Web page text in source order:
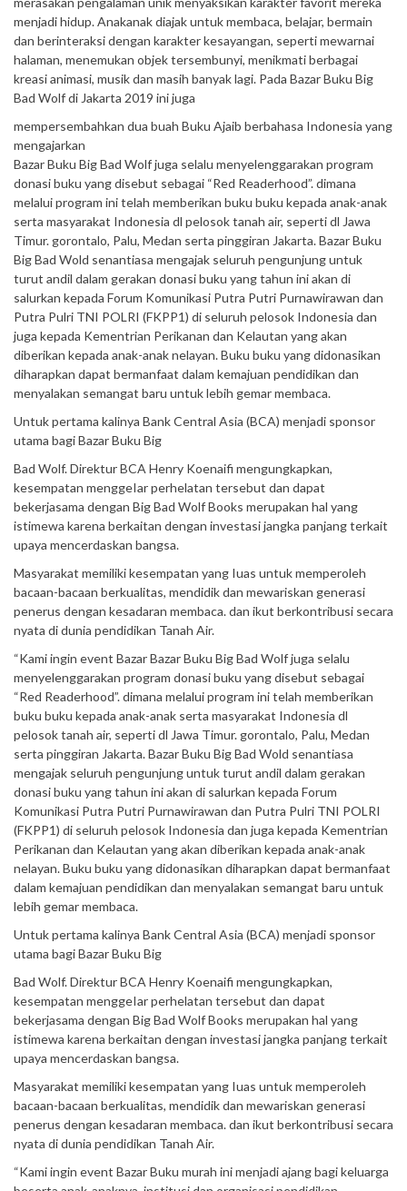
menjadi hidup. Anakanak diajak untuk membaca, belajar, bermain
dan berinteraksi dengan karakter kesayangan, seperti mewarnai
halaman, menemukan objek tersembunyi, menikmati berbagai
kreasi animasi, musik dan masih banyak lagi. Pada Bazar Buku Big
Bad Wolf di Jakarta 2019 ini juga
mempersembahkan dua buah Buku Ajaib berbahasa Indonesia yang
mengajarkan
Bazar Buku Big Bad Wolf juga selalu menyelenggarakan program
donasi buku yang disebut sebagai “Red Readerhood”. dimana
melalui program ini telah memberikan buku buku kepada anak-anak
serta masyarakat Indonesia dl pelosok tanah air, seperti dl Jawa
Timur. gorontalo, Palu, Medan serta pinggiran Jakarta. Bazar Buku
Big Bad Wold senantiasa mengajak seluruh pengunjung untuk
turut andil dalam gerakan donasi buku yang tahun ini akan di
salurkan kepada Forum Komunikasi Putra Putri Purnawirawan dan
Putra Pulri TNI POLRI (FKPP1) di seluruh pelosok Indonesia dan
juga kepada Kementrian Perikanan dan Kelautan yang akan
diberikan kepada anak-anak nelayan. Buku buku yang didonasikan
diharapkan dapat bermanfaat dalam kemajuan pendidikan dan
menyalakan semangat baru untuk lebih gemar membaca.
Untuk pertama kalinya Bank Central Asia (BCA) menjadi sponsor
utama bagi Bazar Buku Big
Bad Wolf. Direktur BCA Henry Koenaifi mengungkapkan,
kesempatan menggeIar perhelatan tersebut dan dapat
bekerjasama dengan Big Bad Wolf Books merupakan hal yang
istimewa karena berkaitan dengan investasi jangka panjang terkait
upaya mencerdaskan bangsa.
Masyarakat memiliki kesempatan yang Iuas untuk memperoleh
bacaan-bacaan berkualitas, mendidik dan mewariskan generasi
penerus dengan kesadaran membaca. dan ikut berkontribusi secara
nyata di dunia pendidikan Tanah Air.
“Kami ingin event Bazar Bazar Buku Big Bad Wolf juga selalu
menyelenggarakan program donasi buku yang disebut sebagai
“Red Readerhood”. dimana melalui program ini telah memberikan
buku buku kepada anak-anak serta masyarakat Indonesia dl
pelosok tanah air, seperti dl Jawa Timur. gorontalo, Palu, Medan
serta pinggiran Jakarta. Bazar Buku Big Bad Wold senantiasa
mengajak seluruh pengunjung untuk turut andil dalam gerakan
donasi buku yang tahun ini akan di salurkan kepada Forum
Komunikasi Putra Putri Purnawirawan dan Putra Pulri TNI POLRI
(FKPP1) di seluruh pelosok Indonesia dan juga kepada Kementrian
Perikanan dan Kelautan yang akan diberikan kepada anak-anak
nelayan. Buku buku yang didonasikan diharapkan dapat bermanfaat
dalam kemajuan pendidikan dan menyalakan semangat baru untuk
lebih gemar membaca.
Untuk pertama kalinya Bank Central Asia (BCA) menjadi sponsor
utama bagi Bazar Buku Big
Bad Wolf. Direktur BCA Henry Koenaifi mengungkapkan,
kesempatan menggeIar perhelatan tersebut dan dapat
bekerjasama dengan Big Bad Wolf Books merupakan hal yang
istimewa karena berkaitan dengan investasi jangka panjang terkait
upaya mencerdaskan bangsa.
Masyarakat memiliki kesempatan yang Iuas untuk memperoleh
bacaan-bacaan berkualitas, mendidik dan mewariskan generasi
penerus dengan kesadaran membaca. dan ikut berkontribusi secara
nyata di dunia pendidikan Tanah Air.
“Kami ingin event Bazar Buku murah ini menjadi ajang bagi keluarga